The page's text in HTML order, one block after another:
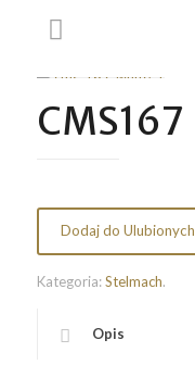
CMS167
Dodaj do Ulubionych
Kategoria:Stelmach.
Opis